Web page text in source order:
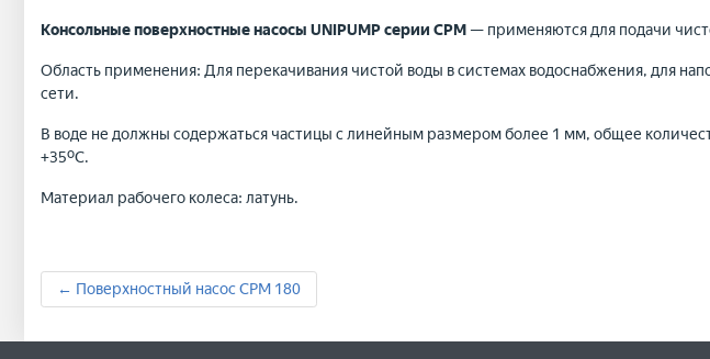
Консольные поверхностные насосы UNIPUMP серии CPM — применяются для подачи
Область применения: Для перекачивания чистой воды в системах водоснабжения, для
сети.
В воде не должны содержаться частицы с линейным размером более 1 мм, общее
+35ºС.
Материал рабочего колеса: латунь.
← Поверхностный насос CPM 180